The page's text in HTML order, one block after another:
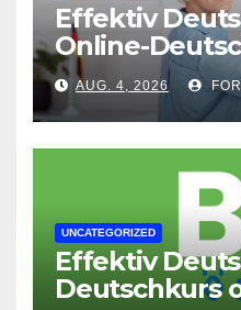
Effektiv
Online-
flexible
AUG. 4, 2026
UNCATEGORIZED
Effektiv
Deutschkurs